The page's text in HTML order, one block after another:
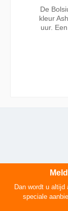
De
kleur
uur.
Dan wordt u
speciale